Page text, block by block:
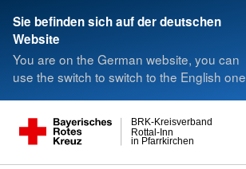
Sie befinden sich auf der deutschen
Website
You are on the German website, you can
use the switch to switch to the English one
in Pfarrkirchen
Rottal-Inn
BRK-Kreisverband